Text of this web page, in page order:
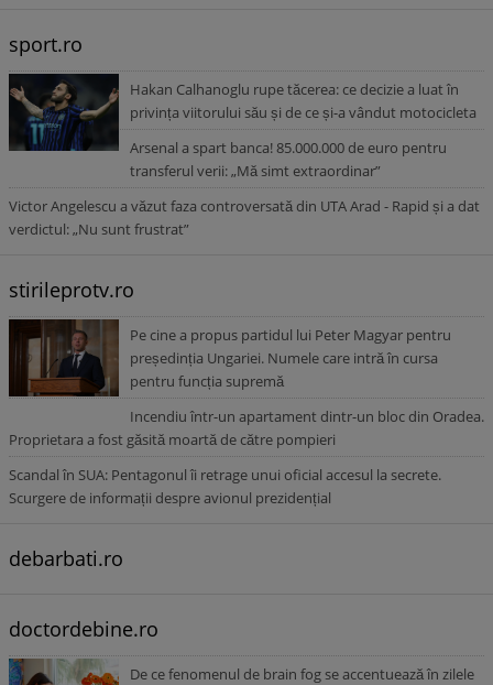
sport.ro
Hakan Calhanoglu rupe tăcerea: ce decizie a luat în
privința viitorului său și de ce și-a vândut motocicleta
Arsenal a spart banca! 85.000.000 de euro pentru
transferul verii: „Mă simt extraordinar”
Victor Angelescu a văzut faza controversată din UTA Arad - Rapid și a dat
verdictul: „Nu sunt frustrat”
stirileprotv.ro
Pe cine a propus partidul lui Peter Magyar pentru
președinția Ungariei. Numele care intră în cursa
pentru funcția supremă
Incendiu într-un apartament dintr-un bloc din Oradea.
Proprietara a fost găsită moartă de către pompieri
Scandal în SUA: Pentagonul îi retrage unui oficial accesul la secrete.
Scurgere de informații despre avionul prezidențial
debarbati.ro
doctordebine.ro
De ce fenomenul de brain fog se accentuează în zilele